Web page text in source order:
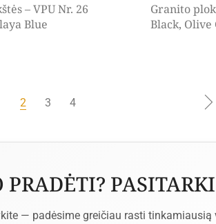
– VPU Nr. 26
Blue
Granito
Black, Olive
2 3 4
— padėsime greičiau rasti tinkamiausią